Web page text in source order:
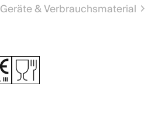
Geräte & Verbrauchsmaterial